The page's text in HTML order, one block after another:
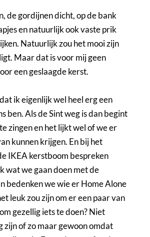
de gordijnen dicht, op de bank
en natuurlijk ook vaste prik
Natuurlijk zou het mooi zijn
Maar dat is voor mij geen
een geslaagde kerst.
ik eigenlijk wel heel erg een
ben. Als de Sint weg is dan begint
zingen en het lijkt wel of we er
kunnen krijgen. En bij het
IKEA kerstboom bespreken
wat we gaan doen met de
bedenken we wie er Home Alone
leuk zou zijn om er een paar van
gezellig iets te doen? Niet
zijn of zo maar gewoon omdat